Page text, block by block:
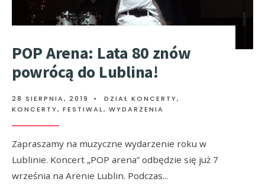
POP Arena: Lata 80 znów
powrócą do Lublina!
28 SIERPNIA, 2019 • DZIAŁ KONCERTY,
KONCERTY, FESTIWAL, WYDARZENIA
Zapraszamy na muzyczne wydarzenie roku w
Lublinie. Koncert „POP arena” odbędzie się już 7
września na Arenie Lublin. Podczas...